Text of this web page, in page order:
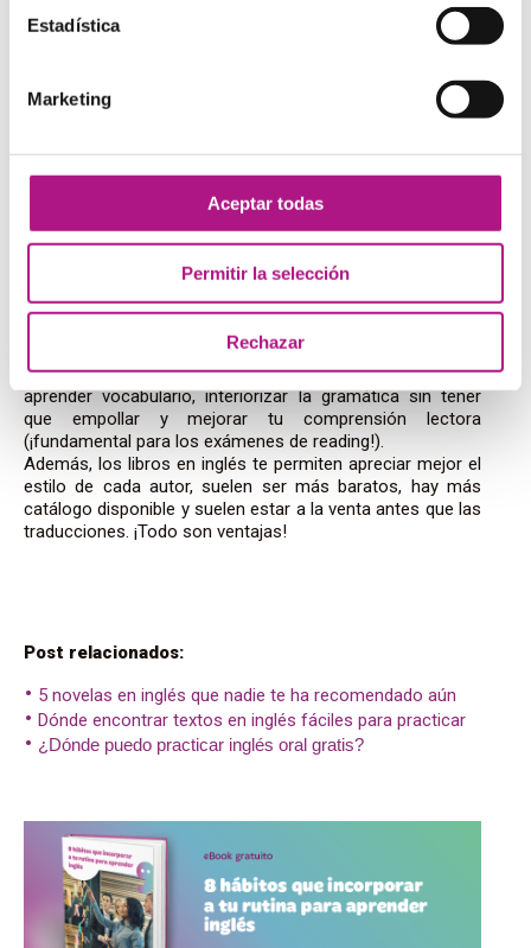
Estadística
Marketing
Aceptar todas
Permitir la selección
Rechazar
Agatha Christie
todo
un clásico: los libros de misterio de Agatha Christie. Esta
autora empleaba un vocabulario bastante sencillo en sus
leer en inglés. Si te gusta resolver enigmas, seguro que
acabarás totalmente enganchado.
¿Por qué leer en inglés?
¿Eres un ratón de biblioteca? Entonces te encantará saber
que leer inglés es una de las mejores maneras de
aprender vocabulario, interiorizar la gramática sin tener
que empollar y mejorar tu comprensión lectora
(¡fundamental para los exámenes de reading!).
Además, los libros en inglés te permiten apreciar mejor el
estilo de cada autor, suelen ser más baratos, hay más
catálogo disponible y suelen estar a la venta antes que las
traducciones. ¡Todo son ventajas!
Post relacionados:
5 novelas en inglés que nadie te ha recomendado aún
Dónde encontrar textos en inglés fáciles para practicar
¿Dónde puedo practicar inglés oral gratis?